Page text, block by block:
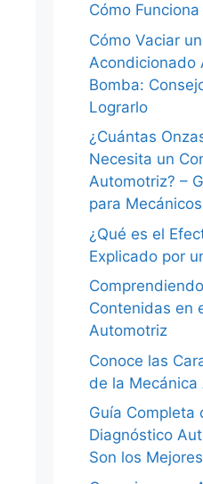
Cómo Funciona
Cómo Vaciar
Acondicionado
Bomba:
Lograrlo
¿Cuántas
Necesita un
Automotriz? –
para Mecánicos
¿Qué es el
Explicado por
Contenidas en
Automotriz
Conoce las
de la
Guía Completa
Diagnóstico
Son los